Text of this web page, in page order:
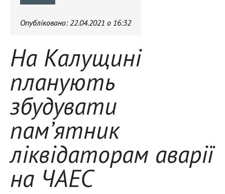
Опубліковано:22.04.2021 о 16:32
На Калущині
планують
збудувати
пам’ятник
ліквідаторам аварії
на ЧАЕС